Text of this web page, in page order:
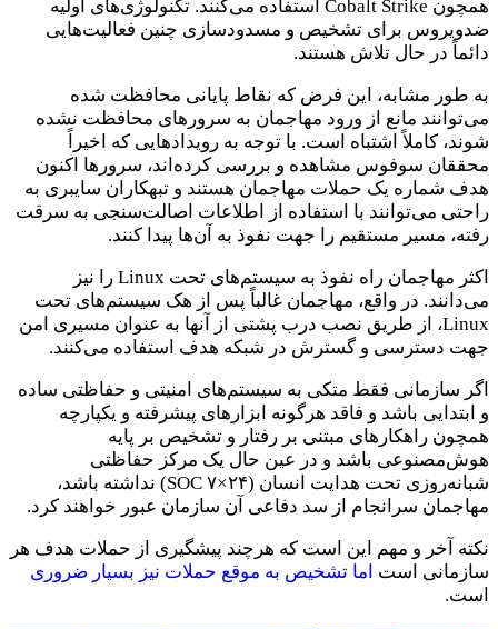
همچون Cobalt Strike استفاده می‌کنند. تکنولوژی‌های اولیه
ضدویروس برای تشخیص و مسدود‌سازی چنین فعالیت‌هایی
دائماً در حال تلاش هستند.
به طور مشابه، این فرض که نقاط پایانی محافظت شده
می‌توانند مانع از ورود مهاجمان به سرورهای محافظت نشده
شوند، کاملاً اشتباه است. با توجه به رویدادهایی که اخیراً
محققان سوفوس مشاهده و بررسی کرده‌اند، سرورها اکنون
هدف شماره یک حملات مهاجمان هستند و تبهکاران سایبری به
راحتی می‌توانند با استفاده از اطلاعات اصالت‌سنجی به سرقت
رفته، مسیر مستقیم را جهت نفوذ به آن‌ها پیدا کنند.
اکثر مهاجمان راه نفوذ به سیستم‌های تحت Linux را نیز
می‌دانند. در واقع، مهاجمان غالباً پس از هک سیستم‌های تحت
Linux، از طریق نصب درب پشتی از آنها به عنوان مسیری امن
جهت دسترسی و گسترش در شبکه هدف استفاده می‌کنند.
اگر سازمانی فقط متکی به سیستم‌های امنیتی و حفاظتی ساده
و ابتدایی باشد و فاقد هرگونه ابزارهای پیشرفته و یکپارچه
همچون راهکارهای مبتنی بر رفتار و تشخیص بر پایه
هوش‌مصنوعی باشد و در عین حال یک مرکز حفاظتی
شبانه‌روزی تحت هدایت انسان (۲۴×۷ SOC) نداشته باشد،
مهاجمان سرانجام از سد دفاعی آن سازمان عبور خواهند کرد.
نکته آخر و مهم این است که هرچند پیشگیری از حملات هدف هر
سازمانی است اما تشخیص به موقع حملات نیز بسیار ضروری
است.